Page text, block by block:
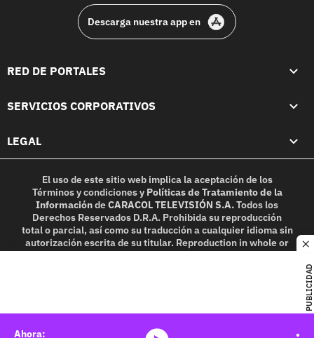
PUBLICIDAD
Descarga nuestra app en
RED DE PORTALES
SERVICIOS CORPORATIVOS
LEGAL
El uso de este sitio web implica la aceptación de los
Términos y condicionesy Políticas de Tratamiento de la
InformacióndeCARACOL TELEVISIÓN S.A.Todos los
Derechos Reservados D.R.A. Prohibida su reproducción
total o parcial, así como su traducción a cualquier idioma sin
autorización escrita de su titular. Reproduction in whole or